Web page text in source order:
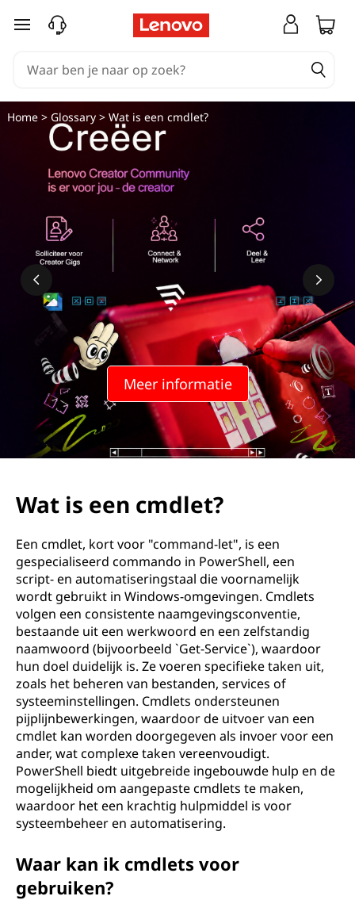
W
Ga naar de hoofdinhoud
Meer informatie
Home> Glossary> Wat is een cmdlet?
Wat is een cmdlet?
Een cmdlet, kort voor "command-let", is een
gespecialiseerd commando in PowerShell, een
script- en automatiseringstaal die voornamelijk
wordt gebruikt in Windows-omgevingen. Cmdlets
volgen een consistente naamgevingsconventie,
bestaande uit een werkwoord en een zelfstandig
naamwoord (bijvoorbeeld `Get-Service`), waardoor
hun doel duidelijk is. Ze voeren specifieke taken uit,
zoals het beheren van bestanden, services of
systeeminstellingen. Cmdlets ondersteunen
pijplijnbewerkingen, waardoor de uitvoer van een
cmdlet kan worden doorgegeven als invoer voor een
ander, wat complexe taken vereenvoudigt.
PowerShell biedt uitgebreide ingebouwde hulp en de
mogelijkheid om aangepaste cmdlets te maken,
waardoor het een krachtig hulpmiddel is voor
systeembeheer en automatisering.
Waar kan ik cmdlets voor
gebruiken?